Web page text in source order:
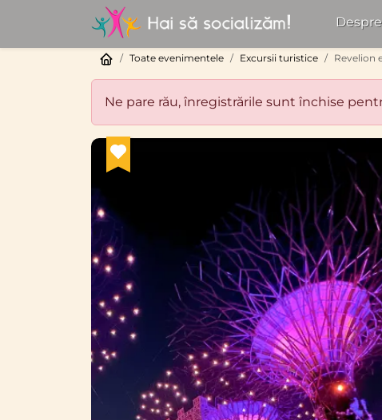
Toate evenimentele Excursii turistice Revelion
Ne pare rău, înregistrările sunt închise